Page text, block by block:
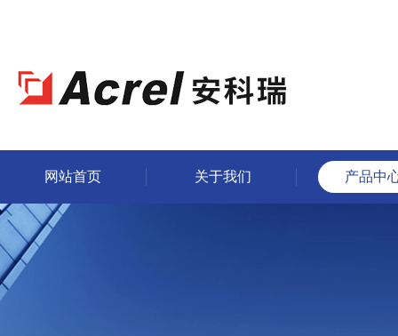
网站首页 关于我们 产品中